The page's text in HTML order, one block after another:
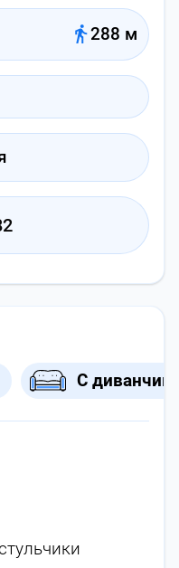
288 м
С